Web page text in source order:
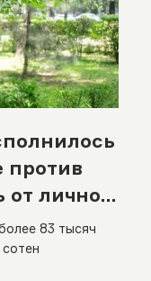
против
от личной
83 тысяч